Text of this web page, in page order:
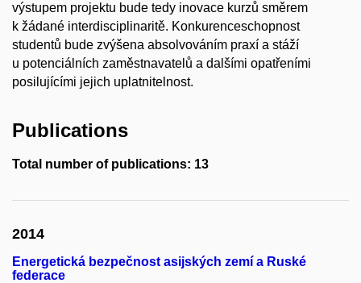
výstupem projektu bude tedy inovace kurzů směrem
k žádané interdisciplinaritě. Konkurenceschopnost
studentů bude zvýšena absolvováním praxí a stáží
u potenciálních zaměstnavatelů a dalšími opatřeními
posilujícími jejich uplatnitelnost.
Publications
Total number of publications: 13
2014
Energetická bezpečnost asijských zemí a Ruské
federace